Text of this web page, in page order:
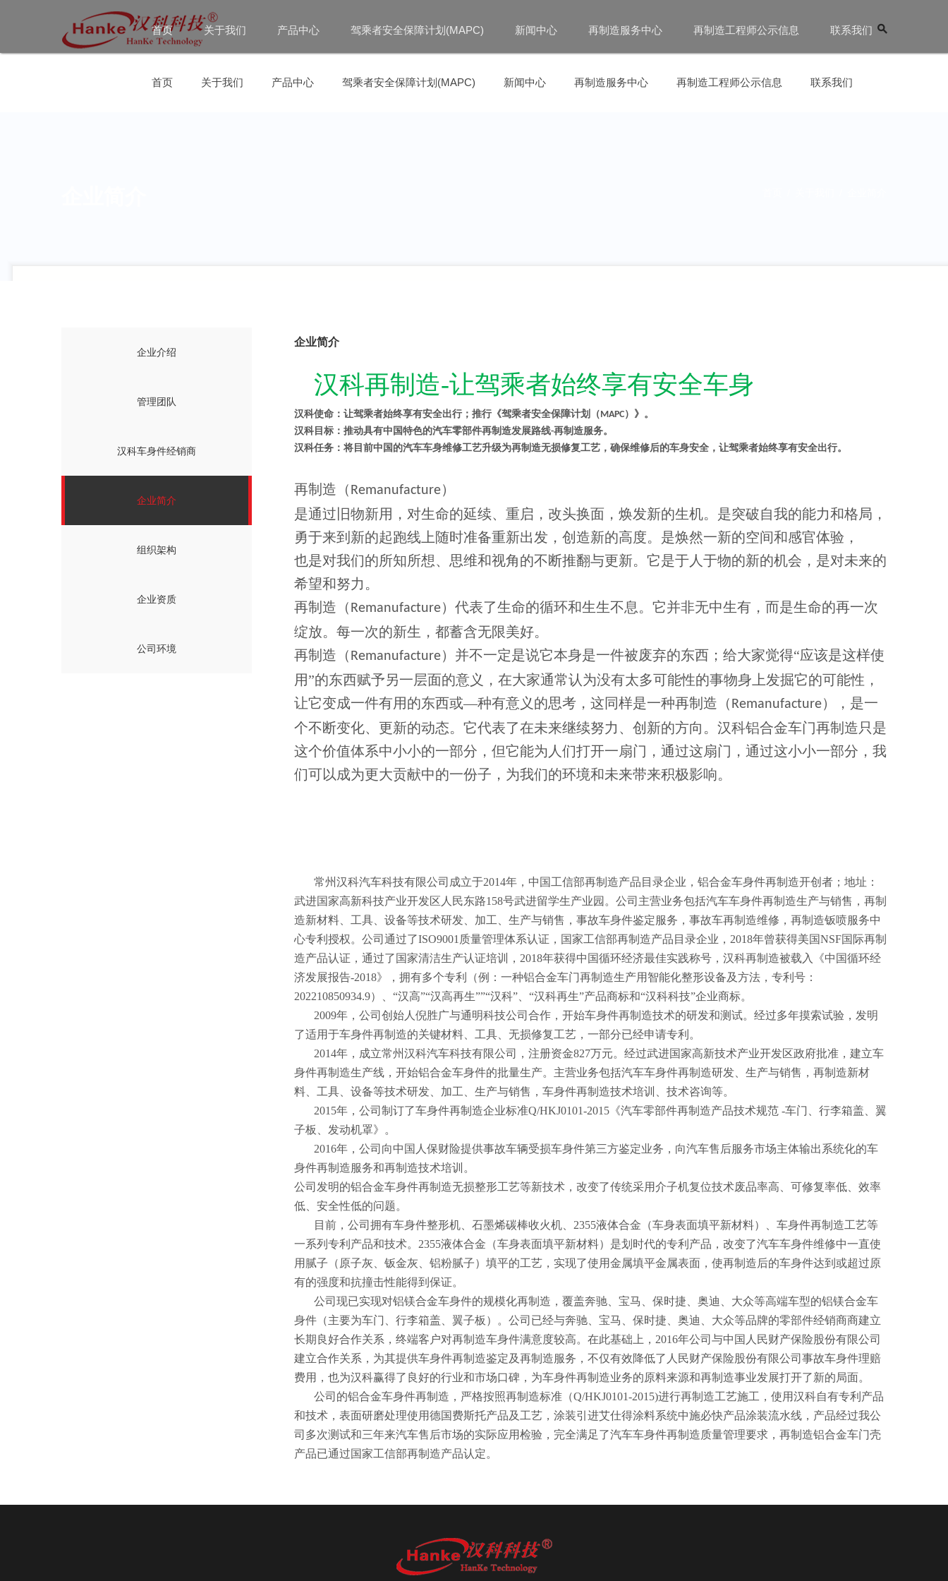
首页 关于我们 产品中心 驾乘者安全保障计划(MAPC) 新闻中心 再制造服务中心 再制造工程师公示信息 联系我们
首页 关于我们 产品中心 驾乘者安全保障计划(MAPC) 新闻中心 再制造服务中心 再制造工程师公示信息 联系我们
企业介绍
管理团队
汉科车身件经销商
企业简介
组织架构
企业资质
公司环境
企业简介
汉科再制造-让驾乘者始终享有安全车身
汉科使命：让驾乘者始终享有安全出行； 推行《驾乘者安全保障计划 （MAPC） 》。
汉科目标：推动具有中国特色的汽车零部件再制造发展路线-再制造服务。
汉科任务： 将 目前中国的汽车车身维修工艺升级为再制造无损修复工艺， 确保维修后的车身安全，让驾乘者始终享有安全出行。
再制造（ Remanufacture ）
是通过旧物新用，对生命的延续、重启，改头换面，焕发新的生机。是突破自我的能力和格局，
勇于来到新的起跑线上随时准备重新出发，创造新的高度。是焕然一新的空间和感官体验，
也是对我们的所知所想、思维和视角的不断推翻与更新。它是于人于物的新的机会，是对未来的
希望和努力。
再制造（ Remanufacture ） 代表了生命的循环和生生不息。它并非无中生有，而是生命的再一次
绽放。每一次的新生，都蓄含无限美好。
再制造（ Remanufacture ） 并不一定是说它本身是一件被废弃的东西；给大家觉得“应该是这样使
用”的东西赋予另一层面的意义，在大家通常认为没有太多可能性的事物身上发掘它的可能性，
让它变成一件有用的东西或—种有意义的思考，这同样是一种再制造（ Remanufacture ） ， 是一
个不断变化、更新的动态。它代表了在未来继续努力、创新的方向。汉科铝合金车门再制造只是
这个价值体系中小小的一部分，但它能为人们打开一扇门，通过这扇门，通过这小小一部分，我
们可以成为更大贡献中的一份子，为我们的环境和未来带来积极影响。
常州汉科汽车科技有限公司成立于2014年，中国工信部再制造产品目录企业，铝合金车身件再制造开创者；地址：
武进国家高新科技产业开发区人民东路158号武进留学生产业园。公司主营业务包括汽车车身件再制造生产与销售，再制
造新材料、工具、设备等技术研发、加工、生产与销售，事故车身件鉴定服务，事故车再制造维修，再制造钣喷服务中
心专利授权。公司通过了ISO9001质量管理体系认证，国家工信部再制造产品目录企业，2018年曾获得美国NSF国际再制
造产品认证，通过了国家清洁生产认证培训，2018年获得中国循环经济最佳实践称号，汉科再制造被载入《中国循环经
济发展报告-2018》，拥有多个专利（例：一种铝合金车门再制造生产用智能化整形设备及方法，专利号：
202210850934.9）、“汉高”“汉高再生””“汉科”、“汉科再生”产品商标和“汉科科技”企业商标。
2009年，公司创始人倪胜广与通明科技公司合作，开始车身件再制造技术的研发和测试。经过多年摸索试验，发明
了适用于车身件再制造的关键材料、工具、无损修复工艺，一部分已经申请专利。
2014年，成立常州汉科汽车科技有限公司，注册资金827万元。经过武进国家高新技术产业开发区政府批准，建立车
身件再制造生产线，开始铝合金车身件的批量生产。主营业务包括汽车车身件再制造研发、生产与销售，再制造新材
料、工具、设备等技术研发、加工、生产与销售，车身件再制造技术培训、技术咨询等。
2015年，公司制订了车身件再制造企业标准Q/HKJ0101-2015《汽车零部件再制造产品技术规范 -车门、行李箱盖、翼
子板、发动机罩》。
2016年，公司向中国人保财险提供事故车辆受损车身件第三方鉴定业务，向汽车售后服务市场主体输出系统化的车
身件再制造服务和再制造技术培训。
公司发明的铝合金车身件再制造无损整形工艺等新技术，改变了传统采用介子机复位技术废品率高、可修复率低、效率
低、安全性低的问题。
目前，公司拥有车身件整形机、石墨烯碳棒收火机、2355液体合金（车身表面填平新材料）、车身件再制造工艺等
一系列专利产品和技术。2355液体合金（车身表面填平新材料）是划时代的专利产品，改变了汽车车身件维修中一直使
用腻子（原子灰、钣金灰、铝粉腻子）填平的工艺，实现了使用金属填平金属表面，使再制造后的车身件达到或超过原
有的强度和抗撞击性能得到保证。
公司现已实现对铝镁合金车身件的规模化再制造，覆盖奔驰、宝马、保时捷、奥迪、大众等高端车型的铝镁合金车
身件（主要为车门、行李箱盖、翼子板）。公司已经与奔驰、宝马、保时捷、奥迪、大众等品牌的零部件经销商商建立
长期良好合作关系，终端客户对再制造车身件满意度较高。在此基础上，2016年公司与中国人民财产保险股份有限公司
建立合作关系，为其提供车身件再制造鉴定及再制造服务，不仅有效降低了人民财产保险股份有限公司事故车身件理赔
费用，也为汉科赢得了良好的行业和市场口碑，为车身件再制造业务的原料来源和再制造事业发展打开了新的局面。
公司的铝合金车身件再制造，严格按照再制造标准（Q/HKJ0101-2015)进行再制造工艺施工，使用汉科自有专利产品
和技术，表面研磨处理使用德国费斯托产品及工艺，涂装引进艾仕得涂料系统中施必快产品涂装流水线，产品经过我公
司多次测试和三年来汽车售后市场的实际应用检验，完全满足了汽车车身件再制造质量管理要求，再制造铝合金车门壳
产品已通过国家工信部再制造产品认定。